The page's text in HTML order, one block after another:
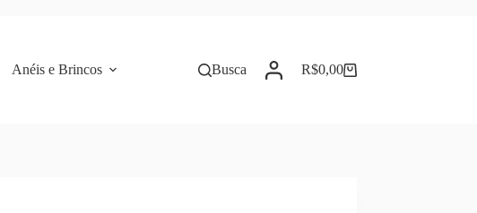
Anéis e Brincos Busca Carrinho
R$0,00